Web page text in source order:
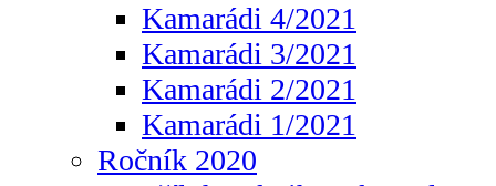
Kamarádi 4/2021
Kamarádi 3/2021
Kamarádi 2/2021
Kamarádi 1/2021
Ročník 2020